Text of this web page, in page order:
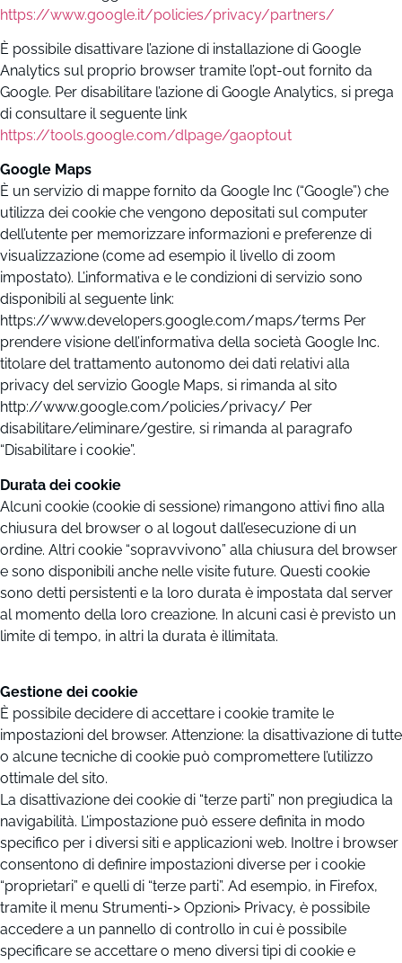
https://www.google.it/policies/privacy/partners/
È possibile disattivare l’azione di installazione di Google
Analytics sul proprio browser tramite l’opt-out fornito da
Google. Per disabilitare l’azione di Google Analytics, si prega
di consultare il seguente link
https://tools.google.com/dlpage/gaoptout
Google Maps
È un servizio di mappe fornito da Google Inc (“Google”) che
utilizza dei cookie che vengono depositati sul computer
dell’utente per memorizzare informazioni e preferenze di
visualizzazione (come ad esempio il livello di zoom
impostato). L’informativa e le condizioni di servizio sono
disponibili al seguente link:
https://www.developers.google.com/maps/terms Per
prendere visione dell’informativa della società Google Inc.
titolare del trattamento autonomo dei dati relativi alla
privacy del servizio Google Maps, si rimanda al sito
http://www.google.com/policies/privacy/ Per
disabilitare/eliminare/gestire, si rimanda al paragrafo
“Disabilitare i cookie”.
Durata dei cookie
Alcuni cookie (cookie di sessione) rimangono attivi fino alla
chiusura del browser o al logout dall’esecuzione di un
ordine. Altri cookie “sopravvivono” alla chiusura del browser
e sono disponibili anche nelle visite future. Questi cookie
sono detti persistenti e la loro durata è impostata dal server
al momento della loro creazione. In alcuni casi è previsto un
limite di tempo, in altri la durata è illimitata.
Gestione dei cookie
È possibile decidere di accettare i cookie tramite le
impostazioni del browser. Attenzione: la disattivazione di tutte
o alcune tecniche di cookie può compromettere l’utilizzo
ottimale del sito.
La disattivazione dei cookie di “terze parti” non pregiudica la
navigabilità. L’impostazione può essere definita in modo
specifico per i diversi siti e applicazioni web. Inoltre i browser
consentono di definire impostazioni diverse per i cookie
“proprietari” e quelli di “terze parti”. Ad esempio, in Firefox,
tramite il menu Strumenti-> Opzioni> Privacy, è possibile
accedere a un pannello di controllo in cui è possibile
specificare se accettare o meno diversi tipi di cookie e